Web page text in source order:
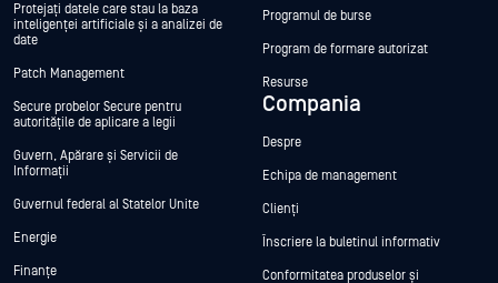
Protejați datele care stau la baza
inteligenței artificiale și a analizei de
date
Patch Management
Secure probelor Secure pentru
autoritățile de aplicare a legii
Guvern, Apărare și Servicii de
Informații
Guvernul federal al Statelor Unite
Energie
Finanțe
Programul de burse
Program de formare autorizat
Resurse
Compania
Despre
Echipa de management
Clienți
Înscriere la buletinul informativ
Conformitatea produselor și